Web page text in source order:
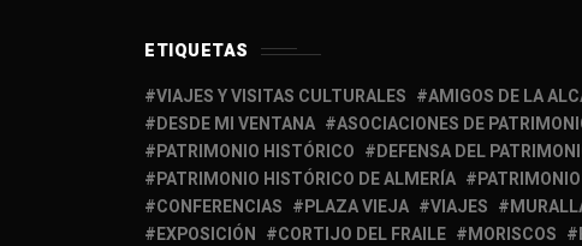
ETIQUETAS
VIAJES Y VISITAS CULTURALES
AMIGOS DE LA
DESDE MI VENTANA
ASOCIACIONES DE
PATRIMONIO HISTÓRICO
DEFENSA DEL
PATRIMONIO HISTÓRICO DE ALMERÍA
CONFERENCIAS
PLAZA VIEJA VIAJES
EXPOSICIÓN
CORTIJO DEL FRAILE MORISCOS